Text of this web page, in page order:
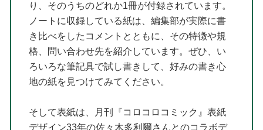
り、そのうちのどれか1冊が付録されています。
ノートに収録している紙は、編集部が実際に書
き比べをしたコメントとともに、その特徴や規
格、問い合わせ先を紹介しています。ぜひ、い
ろいろな筆記具で試し書きして、好みの書き心
地の紙を見つけてみてください。
そして表紙は、月刊『コロコロコミック』表紙
デザイン33年の佐々木多利爾さんとのコラボデ